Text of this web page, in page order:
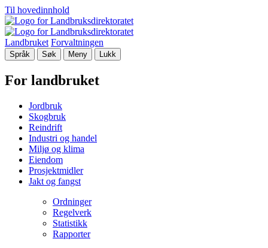
Til hovedinnhold
Landbruket Forvaltningen
Språk Søk Meny Lukk
For landbruket
Jordbruk
Skogbruk
Reindrift
Industri og handel
Miljø og klima
Eiendom
Prosjektmidler
Jakt og fangst
Ordninger
Regelverk
Statistikk
Rapporter